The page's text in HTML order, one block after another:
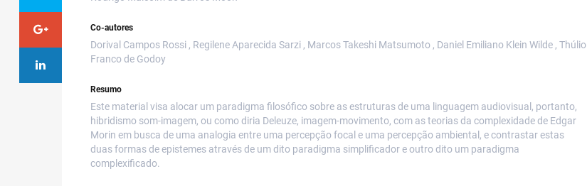
Co-autores
Dorival Campos Rossi , Regilene Aparecida Sarzi , Marcos Takeshi Matsumoto , Daniel Emiliano Klein Wilde , Thúlio
Franco de Godoy
Resumo
Este material visa alocar um paradigma filosófico sobre as estruturas de uma linguagem audiovisual, portanto,
hibridismo som-imagem, ou como diria Deleuze, imagem-movimento, com as teorias da complexidade de Edgar
Morin em busca de uma analogia entre uma percepção focal e uma percepção ambiental, e contrastar estas
duas formas de epistemes através de um dito paradigma simplificador e outro dito um paradigma
complexificado.